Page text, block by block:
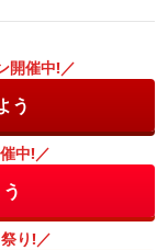
開催中!／
う
中!／
り!／